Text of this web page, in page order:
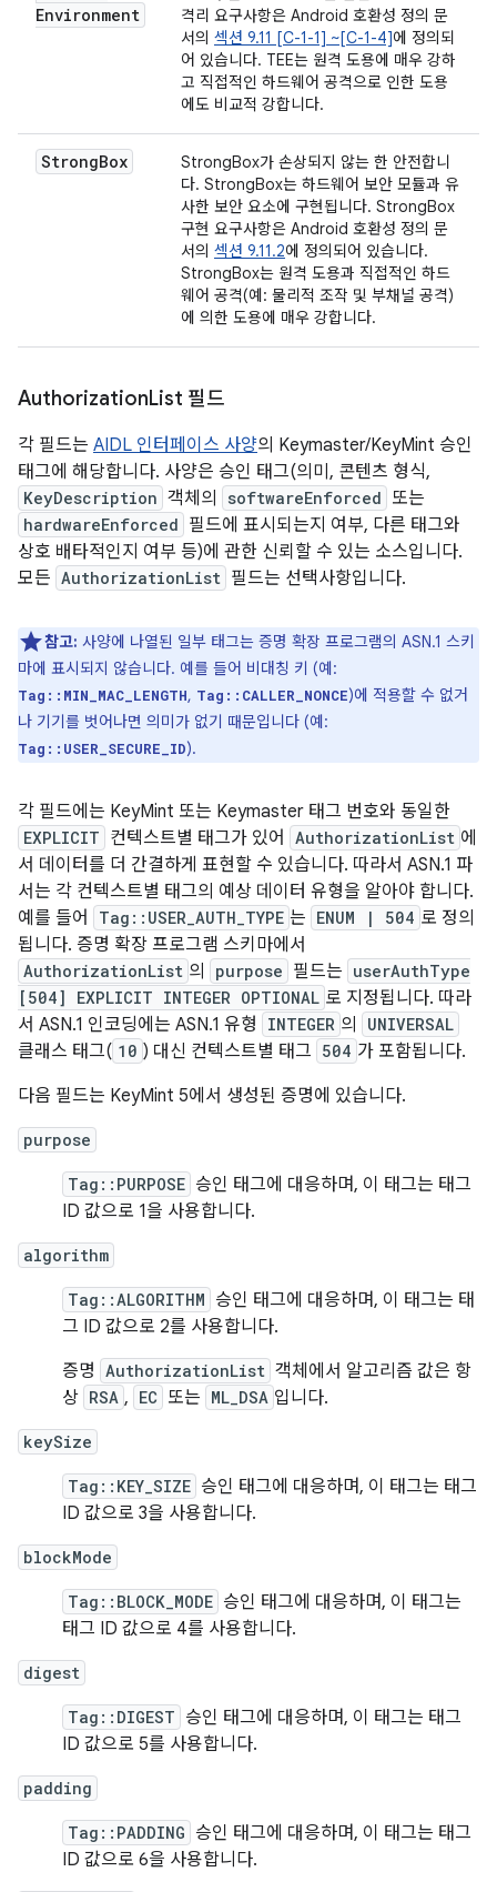
Environment
격리 요구사항은 Android 호환성 정의 문
서의 섹션 9.11 [C-1-1] ~[C-1-4]에 정의되
어 있습니다. TEE는 원격 도용에 매우 강하
고 직접적인 하드웨어 공격으로 인한 도용
에도 비교적 강합니다.
StrongBox
StrongBox가 손상되지 않는 한 안전합니
다. StrongBox는 하드웨어 보안 모듈과 유
사한 보안 요소에 구현됩니다. StrongBox
구현 요구사항은 Android 호환성 정의 문
서의 섹션 9.11.2에 정의되어 있습니다.
StrongBox는 원격 도용과 직접적인 하드
웨어 공격(예: 물리적 조작 및 부채널 공격)
에 의한 도용에 매우 강합니다.
AuthorizationList 필드
각 필드는 AIDL 인터페이스 사양의 Keymaster/KeyMint 승인
태그에 해당합니다. 사양은 승인 태그(의미, 콘텐츠 형식,
KeyDescription 객체의 softwareEnforced 또는
hardwareEnforced 필드에 표시되는지 여부, 다른 태그와
상호 배타적인지 여부 등)에 관한 신뢰할 수 있는 소스입니다.
모든 AuthorizationList 필드는 선택사항입니다.
참고: 사양에 나열된 일부 태그는 증명 확장 프로그램의 ASN.1 스키
마에 표시되지 않습니다. 예를 들어 비대칭 키 (예:
Tag::MIN_MAC_LENGTH, Tag::CALLER_NONCE)에 적용할 수 없거
나 기기를 벗어나면 의미가 없기 때문입니다 (예:
Tag::USER_SECURE_ID).
각 필드에는 KeyMint 또는 Keymaster 태그 번호와 동일한
EXPLICIT 컨텍스트별 태그가 있어 AuthorizationList 에
서 데이터를 더 간결하게 표현할 수 있습니다. 따라서 ASN.1 파
서는 각 컨텍스트별 태그의 예상 데이터 유형을 알아야 합니다.
예를 들어
Tag::USER_AUTH_TYPE 는 ENUM | 504 로 정의
됩니다. 증명 확장 프로그램 스키마에서
AuthorizationList 의 purpose 필드는 userAuthType
[504] EXPLICIT INTEGER OPTIONAL 로 지정됩니다. 따라
서 ASN.1 인코딩에는 ASN.1 유형
INTEGER 의 UNIVERSAL
클래스 태그( 10 ) 대신 컨텍스트별 태그 504 가 포함됩니다.
다음 필드는 KeyMint 5에서 생성된 증명에 있습니다.
purpose
Tag::PURPOSE 승인 태그에 대응하며, 이 태그는 태그
ID 값으로 1을 사용합니다.
algorithm
Tag::ALGORITHM 승인 태그에 대응하며, 이 태그는 태
그 ID 값으로 2를 사용합니다.
증명 AuthorizationList 객체에서 알고리즘 값은 항
상 RSA , EC 또는 ML_DSA 입니다.
keySize
Tag::KEY_SIZE 승인 태그에 대응하며, 이 태그는 태그
ID 값으로 3을 사용합니다.
blockMode
Tag::BLOCK_MODE 승인 태그에 대응하며, 이 태그는
태그 ID 값으로 4를 사용합니다.
digest
Tag::DIGEST 승인 태그에 대응하며, 이 태그는 태그
ID 값으로 5를 사용합니다.
padding
Tag::PADDING 승인 태그에 대응하며, 이 태그는 태그
ID 값으로 6을 사용합니다.